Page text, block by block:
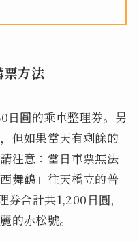
票方法
日圓的乘車整理券。另
但如果當天有剩餘的
注意：當日車票無法
舞鶴」往天橋立的普
合計共1,200日圓，
的赤松號。